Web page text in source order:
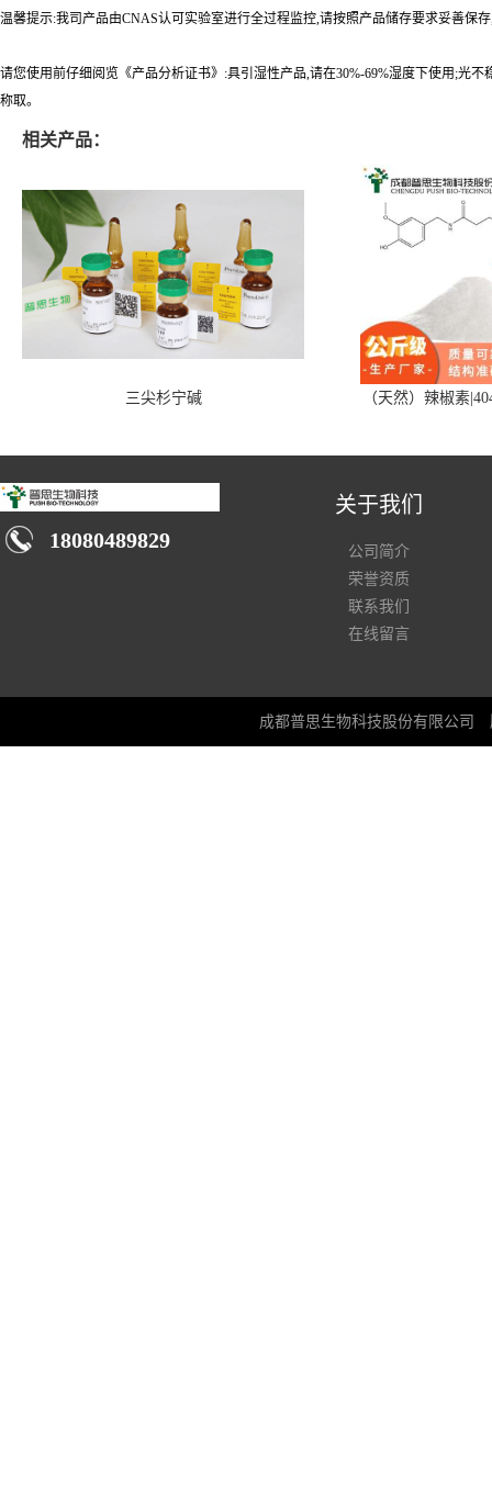
温馨提示:我司产品由CNAS认可实验室进行全过程监控,请按照产品储存要求妥善保
请您使用前仔细阅览《产品分析证书》:具引湿性产品,请在30%-69%湿度下使用;光
称取。
相关产品：
三尖杉宁碱 （天然）辣椒素
18080489829
关于我们
公司简介
荣誉资质
联系我们
在线留言
成都普思生物科技股份有限公司